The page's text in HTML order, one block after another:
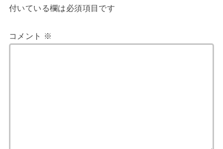
付いている欄は必須項目です
コメント ※